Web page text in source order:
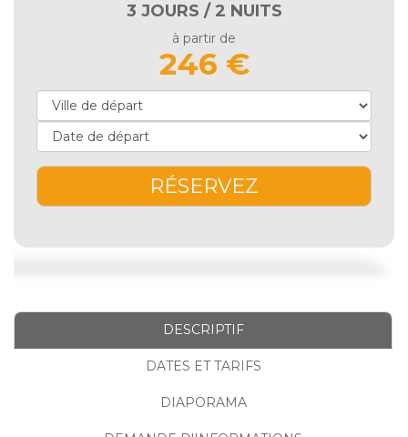
3 JOURS / 2 NUITS
à partir de
246 €
RÉSERVEZ
DESCRIPTIF
DATES ET TARIFS
DIAPORAMA